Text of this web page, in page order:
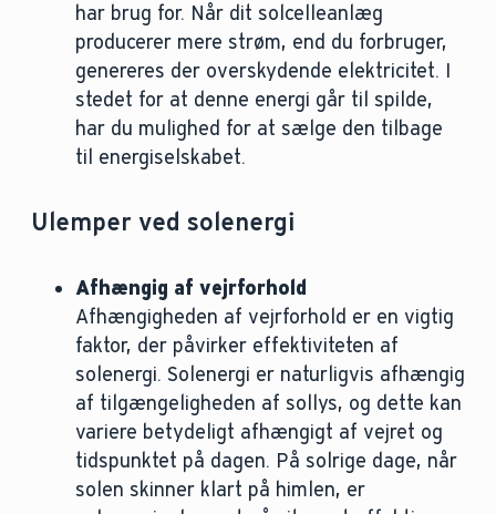
har brug for. Når dit solcelleanlæg
producerer mere strøm, end du forbruger,
genereres der overskydende elektricitet. I
stedet for at denne energi går til spilde,
har du mulighed for at sælge den tilbage
til energiselskabet.
Ulemper ved solenergi
Afhængig af vejrforhold
Afhængigheden af vejrforhold er en vigtig
faktor, der påvirker effektiviteten af
solenergi. Solenergi er naturligvis afhængig
af tilgængeligheden af sollys, og dette kan
variere betydeligt afhængigt af vejret og
tidspunktet på dagen. På solrige dage, når
solen skinner klart på himlen, er